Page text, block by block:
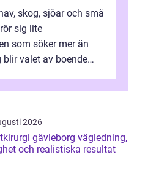
skog, sjöar och små
sig lite
som söker mer än
valet av boende
2026
gävleborg vägledning,
och realistiska resultat